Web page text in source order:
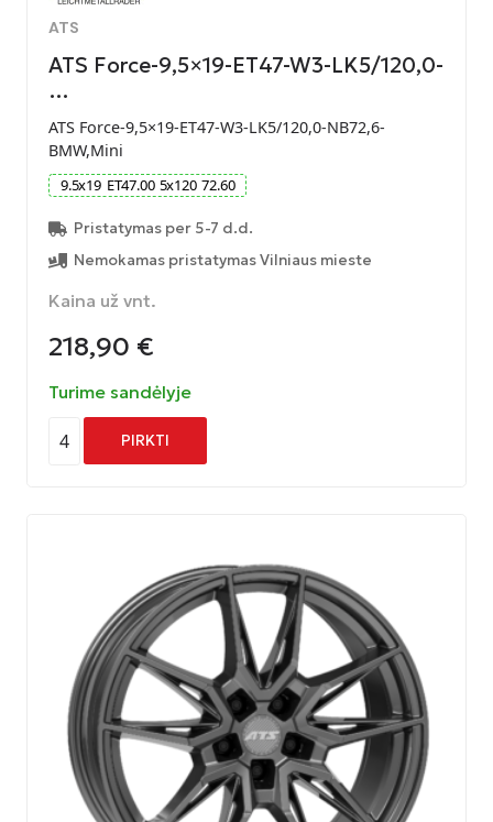
ATS
ATS Force-9,5×19-ET47-W3-LK5/120,0-
…
ATS Force-9,5×19-ET47-W3-LK5/120,0-NB72,6-
BMW,Mini
9.5x19 ET47.00 5x120 72.60
Pristatymas per 5-7 d.d.
Nemokamas pristatymas Vilniaus mieste
Kaina už vnt.
218,90 €
Turime sandėlyje
4 PIRKTI